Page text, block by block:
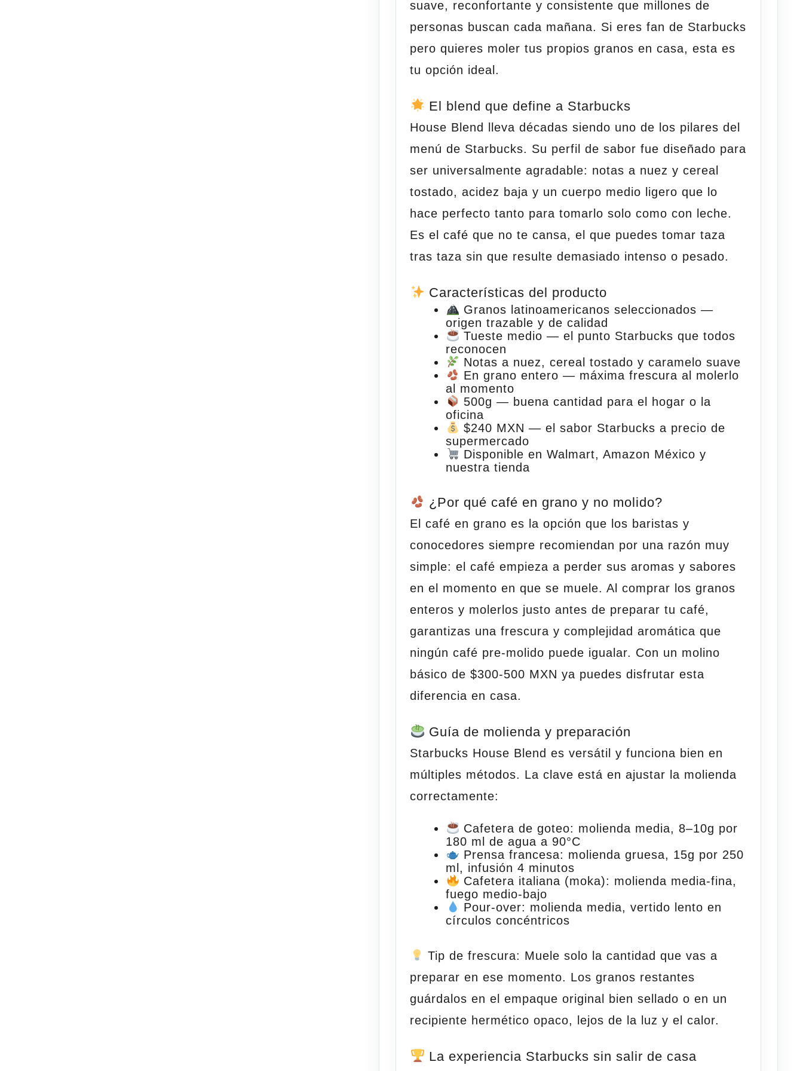
suave, reconfortante y consistente que millones de
personas buscan cada mañana. Si eres fan de Starbucks
pero quieres moler tus propios granos encasa, esta es
tu opción ideal.
El blend que define a Starbucks
House Blend lleva décadas siendo uno de los pilares del
menú de Starbucks. Su perfil de sabor fue diseñado para
ser universalmente agradable: notas a nuez y cereal
tostado, acidez baja y un cuerpo medio ligero que lo
hace perfecto tanto para tomarlo solo como con leche.
Es el café que no te cansa, el que puedes tomar taza
tras taza sin que resulte demasiado intenso o pesado.
Características del producto
Granos latinoamericanos seleccionados —
origen trazable y de calidad
Tueste medio — el punto Starbucks que todos
reconocen
Notas a nuez, cereal tostado y caramelo suave
En grano entero — máxima frescura al molerlo
al momento
500g — buena cantidad para el hogar o la
oficina
$240 MXN — el sabor Starbucks a precio de
supermercado
Disponible en Walmart, Amazon México y
nuestra tienda
¿Por qué café en grano y no molido?
El café en grano es la opción que los baristas y
conocedores siempre recomiendan por una razón muy
simple:el café empieza a perder sus aromas y sabores
en el momento en que se muele. Al comprar los granos
enteros y molerlos justo antes de preparar tu café,
garantizas una frescura y complejidad aromática que
ningún café pre-molido puede igualar. Con un molino
básico de $300-500 MXN ya puedes disfrutar esta
diferencia encasa.
Guía de molienda y preparación
Starbucks House Blend es versátil y funciona bien en
múltiples métodos. La clave está en ajustar la molienda
correctamente:
Cafetera de goteo: molienda media, 8–10g por
180 ml de agua a 90°C
Prensa francesa: molienda gruesa, 15g por 250
ml, infusión 4 minutos
Cafetera italiana (moka): molienda media-fina,
fuego medio-bajo
Pour-over: molienda media, vertido lento en
círculos concéntricos
Tip de frescura: Muele solo la cantidad que vas a
preparar en ese momento. Los granos restantes
guárdalos en el empaque original bien sellado o en un
recipiente hermético opaco, lejos de la luz y el calor.
La experiencia Starbucks sin salir de casa